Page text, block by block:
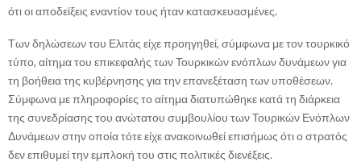
ότι οι αποδείξεις εναντίον τους ήταν κατασκευασμένες.
Των δηλώσεων του Ελιτάς είχε προηγηθεί, σύμφωνα με τον τουρκικό
τύπο, αίτημα του επικεφαλής των Τουρκικών ενόπλων δυνάμεων για
τη βοήθεια της κυβέρνησης για την επανεξέταση των υποθέσεων.
Σύμφωνα με πληροφορίες το αίτημα διατυπώθηκε κατά τη διάρκεια
της συνεδρίασης του ανώτατου συμβουλίου των Τουρικών Ενόπλων
Δυνάμεων στην οποία τότε είχε ανακοινωθεί επισήμως ότι ο στρατός
δεν επιθυμεί την εμπλοκή του στις πολιτικές διενέξεις.